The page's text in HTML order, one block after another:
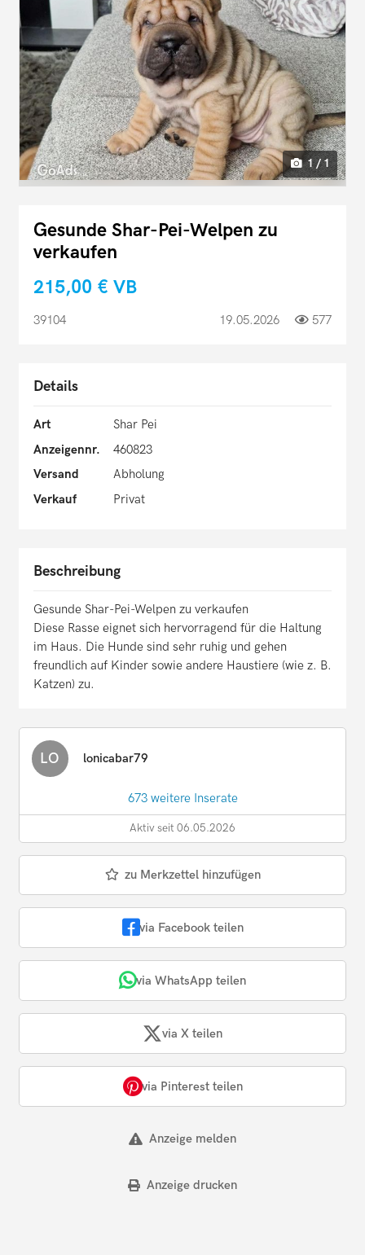
1 / 1
Gesunde Shar-Pei-Welpen zu
verkaufen
215,00 € VB
39104 19.05.2026 577
Details
Art
Shar Pei
Anzeigennr.
460823
Versand
Abholung
Verkauf
Privat
Beschreibung
Gesunde Shar-Pei-Welpen zu verkaufen
Diese Rasse eignet sich hervorragend für die Haltung
im Haus. Die Hunde sind sehr ruhig und gehen
freundlich auf Kinder sowie andere Haustiere (wie z. B.
Katzen) zu.
LO lonicabar79
673 weitere Inserate
Aktiv seit 06.05.2026
zu Merkzettel hinzufügen
via Facebook teilen
via WhatsApp teilen
via X teilen
via Pinterest teilen
Anzeige melden
Anzeige drucken